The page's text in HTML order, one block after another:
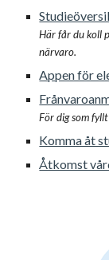
Här får du koll
närvaro.
Appen för
För dig som
Komma åt
Åtkomst